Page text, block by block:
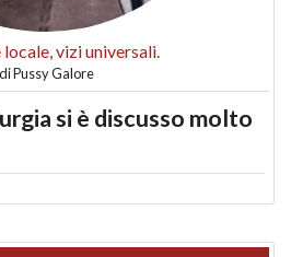
vizi universali.
diPussy Galore
si è discusso molto